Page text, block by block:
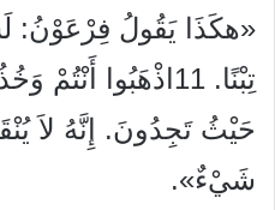
«هكَذَا يَقُولُ فِرْعَوْنُ:
تِبْنًا. 11اذْهَبُوا
حَيْثُ تَجِدُونَ. إِنَّهُ لاَ
شَيْءٌ».